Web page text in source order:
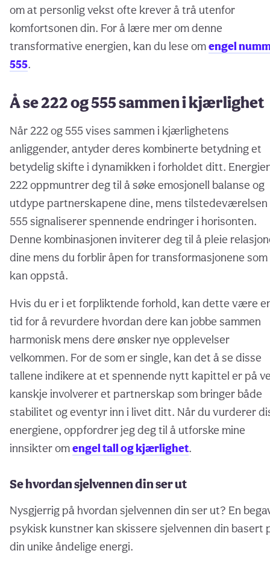
om at personlig vekst ofte krever å trå utenfor
komfortsonen din. For å lære mer om denne
transformative energien, kan du lese omengel
555.
Å se 222 og 555 sammen i kjærlighet
Når 222 og 555 vises sammen i kjærlighetens
anliggender, antyder deres kombinerte betydning et
betydelig skifte i dynamikken i forholdet ditt.
222 oppmuntrer deg til å søke emosjonell balanse og
utdype partnerskapene dine, mens tilstedeværelsen
555 signaliserer spennende endringer i horisonten.
Denne kombinasjonen inviterer deg til å pleie
dine mens du forblir åpen for transformasjonene som
kan oppstå.
Hvis du er i et forpliktende forhold, kan dette være
tid for å revurdere hvordan dere kan jobbe sammen
harmonisk mens dere ønsker nye opplevelser
velkommen. For de som er single, kan det å se disse
tallene indikere at et spennende nytt kapittel er på
kanskje involverer et partnerskap som bringer både
stabilitet og eventyr inn i livet ditt. Når du vurderer
energiene, oppfordrer jeg deg til å utforske mine
innsikter omengel tall og kjærlighet.
Se hvordan sjelvennen din ser ut
Nysgjerrig på hvordan sjelvennen din ser ut? En
psykisk kunstner kan skissere sjelvennen din basert
din unike åndelige energi.